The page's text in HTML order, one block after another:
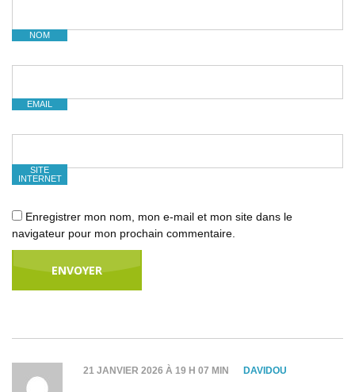
NOM
EMAIL
SITE
INTERNET
Enregistrer mon nom, mon e-mail et mon site dans le
navigateur pour mon prochain commentaire.
21 JANVIER 2026 À 19 H 07 MIN DAVIDOU